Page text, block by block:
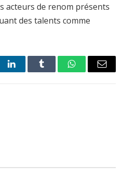
acteurs de renom présents
des talents comme
LinkedInTumblr WhatsAppEmail